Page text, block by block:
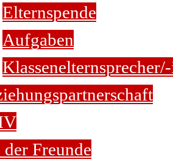
Elternspende
Aufgaben
Freunde